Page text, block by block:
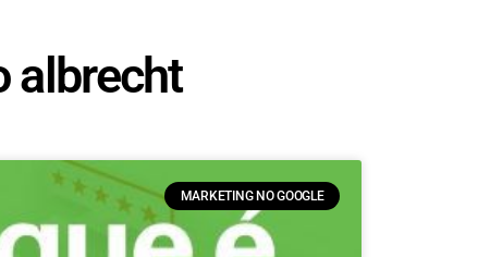
albrecht
MARKETING NO GOOGLE